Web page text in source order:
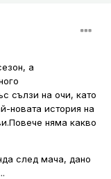
а
сълзи на очи, като
новата история на
няма какво
след мача, дано